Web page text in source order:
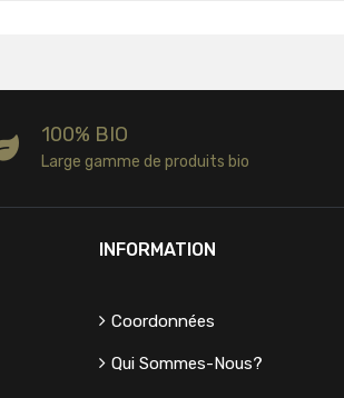
100% BIO
Large gamme de produits bio
INFORMATION
Coordonnées
Qui Sommes-Nous?